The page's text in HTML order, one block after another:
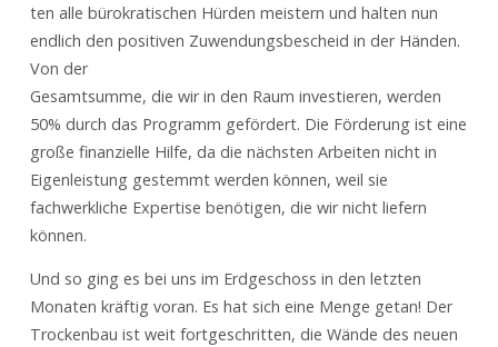
ten alle bürokratischen Hürden meistern und halten nun
endlich den positiven Zuwendungsbescheid in der Händen.
Von der
Gesamtsumme, die wir in den Raum investieren, werden
50% durch das Programm gefördert. Die Förderung ist eine
große finanzielle Hilfe, da die nächsten Arbeiten nicht in
Eigenleistung gestemmt werden können, weil sie
fachwerkliche Expertise benötigen, die wir nicht liefern
können.
Und so ging es bei uns im Erdgeschoss in den letzten
Monaten kräftig voran. Es hat sich eine Menge getan! Der
Trockenbau ist weit fortgeschritten, die Wände des neuen